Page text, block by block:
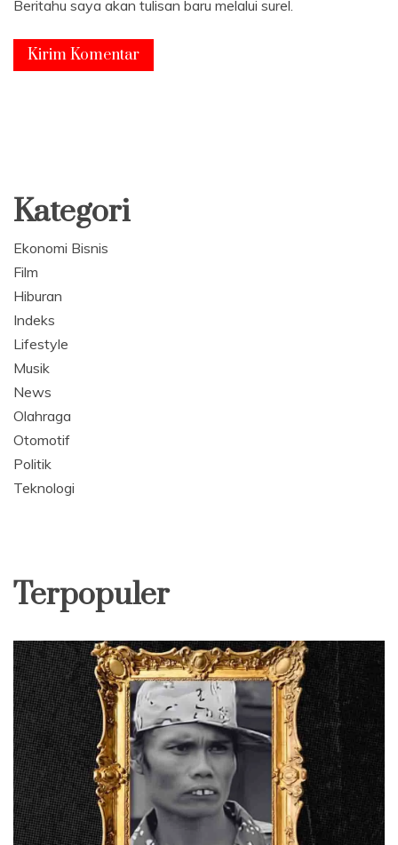
Beritahu saya akan tulisan baru melalui surel.
Kategori
Ekonomi Bisnis
Film
Hiburan
Indeks
Lifestyle
Musik
News
Olahraga
Otomotif
Politik
Teknologi
Terpopuler